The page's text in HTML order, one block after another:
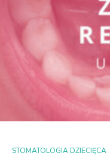
STOMATOLOGIA DZIECIĘCA